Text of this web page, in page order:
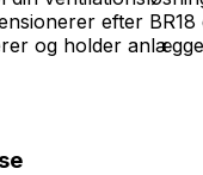
efter
og holder